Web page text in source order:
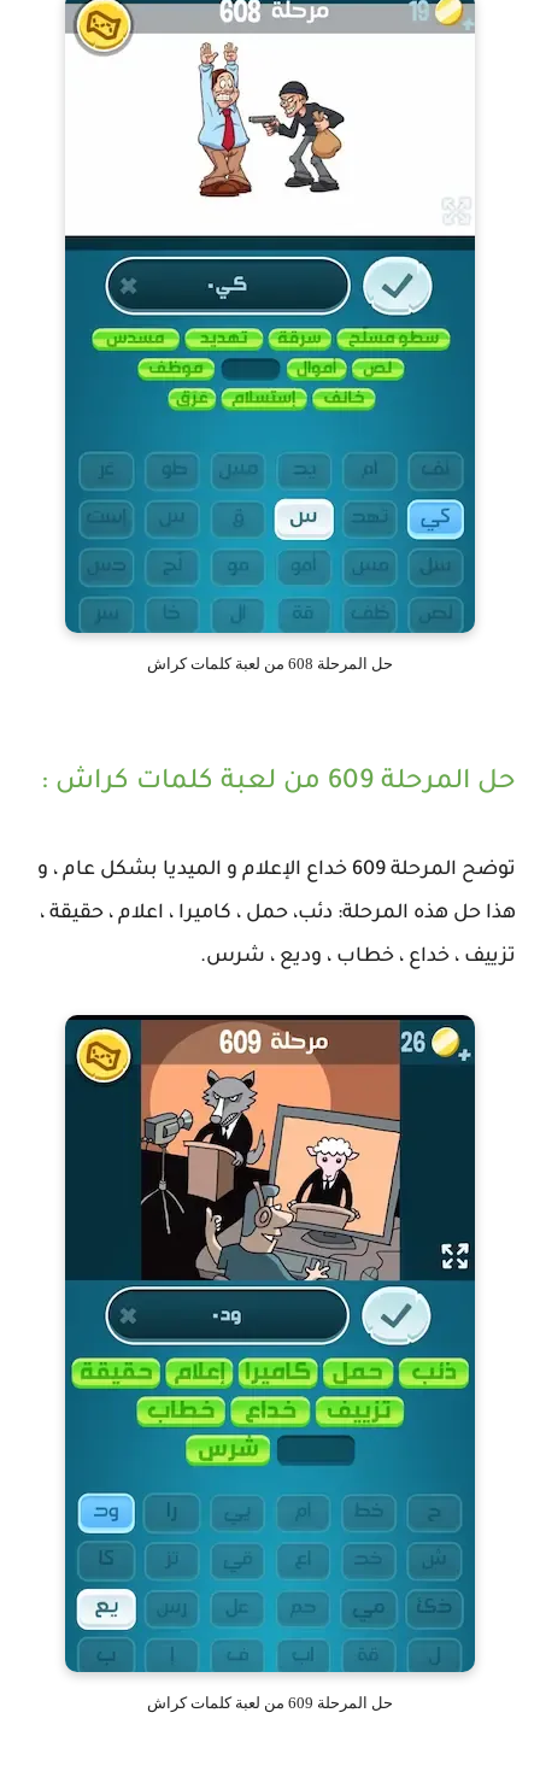
حل المرحلة 608 من لعبة كلمات كراش
حل المرحلة 609 من لعبة كلمات كراش :
توضح المرحلة 609 خداع الإعلام و الميديا بشكل عام ، و
هذا حل هذه المرحلة: دئب، حمل ، كاميرا ، اعلام ، حقيقة ،
تزييف ، خداع ، خطاب ، وديع ، شرس.
حل المرحلة 609 من لعبة كلمات كراش